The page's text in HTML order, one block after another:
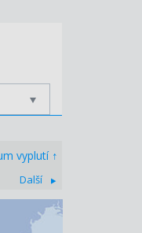
vyplutí ↑
Další